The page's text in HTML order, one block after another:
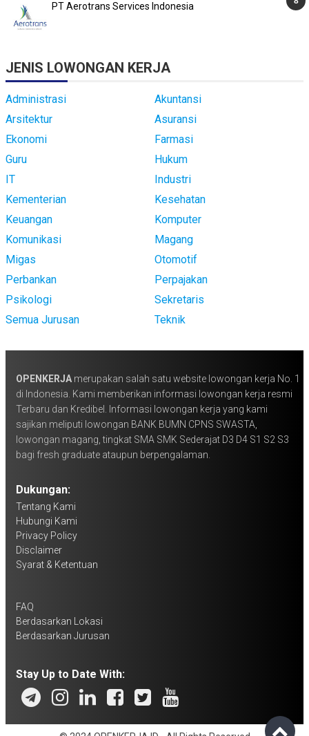
PT Aerotrans Services Indonesia
JENIS LOWONGAN KERJA
Administrasi
Akuntansi
Arsitektur
Asuransi
Ekonomi
Farmasi
Guru
Hukum
IT
Industri
Kementerian
Kesehatan
Keuangan
Komputer
Komunikasi
Magang
Migas
Otomotif
Perbankan
Perpajakan
Psikologi
Sekretaris
Semua Jurusan
Teknik
OPENKERJA merupakan salah satu website lowongan kerja No. 1
di Indonesia. Kami memberikan informasi lowongan kerja resmi
Terbaru dan Kredibel. Informasi lowongan kerja yang kami
sajikan meliputi lowongan BANK BUMN CPNS SWASTA,
lowongan magang, tingkat SMA SMK Sederajat D3 D4 S1 S2 S3
bagi fresh graduate ataupun berpengalaman.
Dukungan:
Tentang Kami
Hubungi Kami
Privacy Policy
Disclaimer
Syarat & Ketentuan
FAQ
Berdasarkan Lokasi
Berdasarkan Jurusan
Stay Up to Date With: